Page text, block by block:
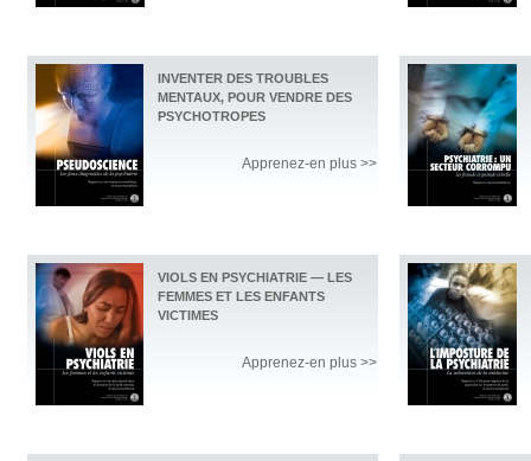
INVENTER DES TROUBLES
MENTAUX, POUR VENDRE DES
PSYCHOTROPES
Apprenez-en plus >>
VIOLS EN PSYCHIATRIE — LES
FEMMES ET LES ENFANTS
VICTIMES
Apprenez-en plus >>